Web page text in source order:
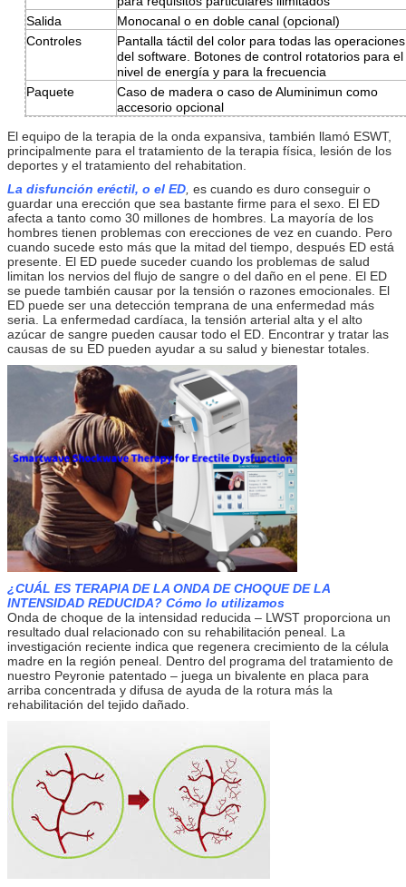
Salida
Monocanal o en doble canal (opcional)
Controles
Pantalla táctil del color para todas las operaciones
del software. Botones de control rotatorios para el
nivel de energía y para la frecuencia
Paquete
Caso de madera o caso de Aluminimun como
accesorio opcional
El equipo de la terapia de la onda expansiva, también llamó ESWT,
principalmente para el tratamiento de la terapia física, lesión de los
deportes y el tratamiento del rehabitation.
La disfunción eréctil, o el ED es cuando es duro conseguir o
guardar una erección que sea bastante firme para el sexo. El ED
afecta a tanto como 30 millones de hombres. La mayoría de los
hombres tienen problemas con erecciones de vez en cuando. Pero
cuando sucede esto más que la mitad del tiempo, después ED está
presente. El ED puede suceder cuando los problemas de salud
limitan los nervios del flujo de sangre o del daño en el pene. El ED
se puede también causar por la tensión o razones emocionales. El
ED puede ser una detección temprana de una enfermedad más
seria. La enfermedad cardíaca, la tensión arterial alta y el alto
azúcar de sangre pueden causar todo el ED. Encontrar y tratar las
causas de su ED pueden ayudar a su salud y bienestar totales.
¿CUÁL ES TERAPIA DE LA ONDA DE CHOQUE DE LA
INTENSIDAD REDUCIDA? Cómo lo utilizamos
Onda de choque de la intensidad reducida – LWST proporciona un
resultado dual relacionado con su rehabilitación peneal. La
investigación reciente indica que regenera crecimiento de la célula
madre en la región peneal. Dentro del programa del tratamiento de
nuestro Peyronie patentado – juega un bivalente en placa para
arriba concentrada y difusa de ayuda de la rotura más la
rehabilitación del tejido dañado.